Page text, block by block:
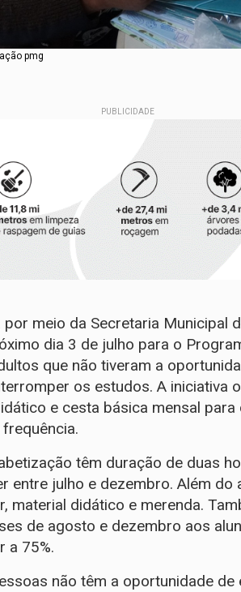
pmg
PUBLICIDADE
meio da Secretaria Municipal
dia 3 de julho para o
que não tiveram a
os estudos. A iniciativa
e cesta básica mensal
têm duração de duas
entre julho e dezembro. Além
material didático e merenda.
de agosto e dezembro aos
a 75%.
não têm a oportunidade